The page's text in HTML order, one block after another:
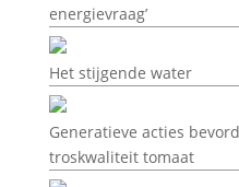
energievraag’
Het stijgende water
Generatieve acties
troskwaliteit tomaat